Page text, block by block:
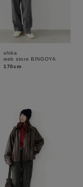
shika
web store BINGOYA
170cm